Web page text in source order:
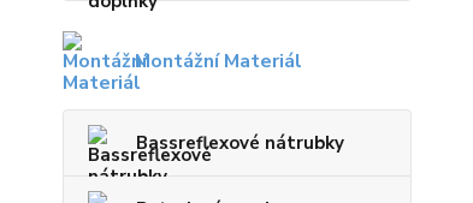
Montážní Materiál
Bassreflexové nátrubky